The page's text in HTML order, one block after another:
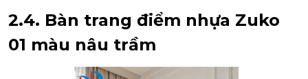
2.4. Bàn trang điểm nhựa Zuko
01 màu nâu trầm